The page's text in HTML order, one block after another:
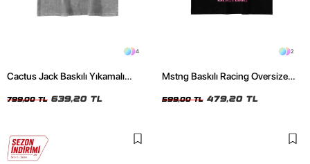
4
Cactus Jack Baskılı Yıkamalı
799,00 TL 639,20 TL
2
Mstng Baskılı Racing Oversize
599,00 TL 479,20 TL